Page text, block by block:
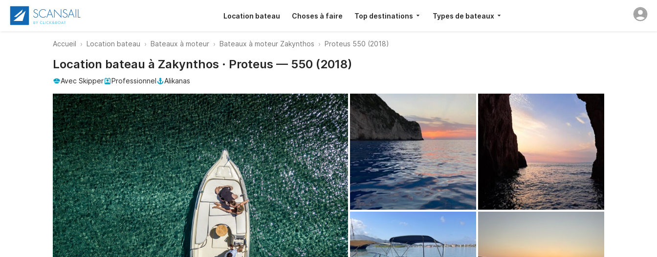
Location bateau Choses à faire Top destinations Types de bateaux
Accueil Location bateau Bateaux à moteur Bateaux à moteur Zakynthos Proteus 550 (2018)
Location bateau à Zakynthos · Proteus — 550 (2018)
Avec Skipper Professionnel Alikanas